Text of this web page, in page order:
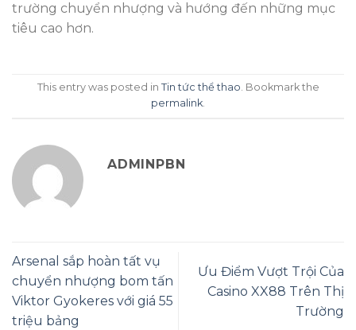
trường chuyển nhượng và hướng đến những mục
tiêu cao hơn.
This entry was posted in Tin tức thể thao. Bookmark the
permalink.
ADMINPBN
Arsenal sắp hoàn tất vụ
chuyển nhượng bom tấn
Viktor Gyokeres với giá 55
triệu bảng
Ưu Điểm Vượt Trội Của
Casino XX88 Trên Thị
Trường